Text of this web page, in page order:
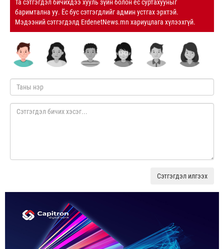
Та сэтгэгдэл бичихдээ хууль зүйн болон ёс суртахууныг
баримтална уу. Ёс бус сэтгэгдлийг админ устгах эрхтэй.
Мэдээний сэтгэгдэлд ErdenetNews.mn хариуцлага хүлээхгүй.
Сэтгэгдэл илгээх